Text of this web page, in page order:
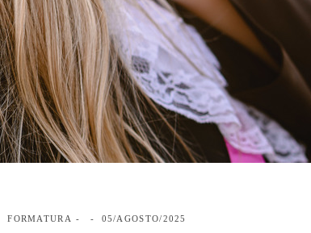
FORMATURA 05/AGOSTO/2025